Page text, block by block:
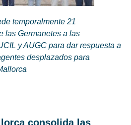
temporalmente 21
las Germanetes a las
y AUGC para dar respuesta a
desplazados para
consolida las